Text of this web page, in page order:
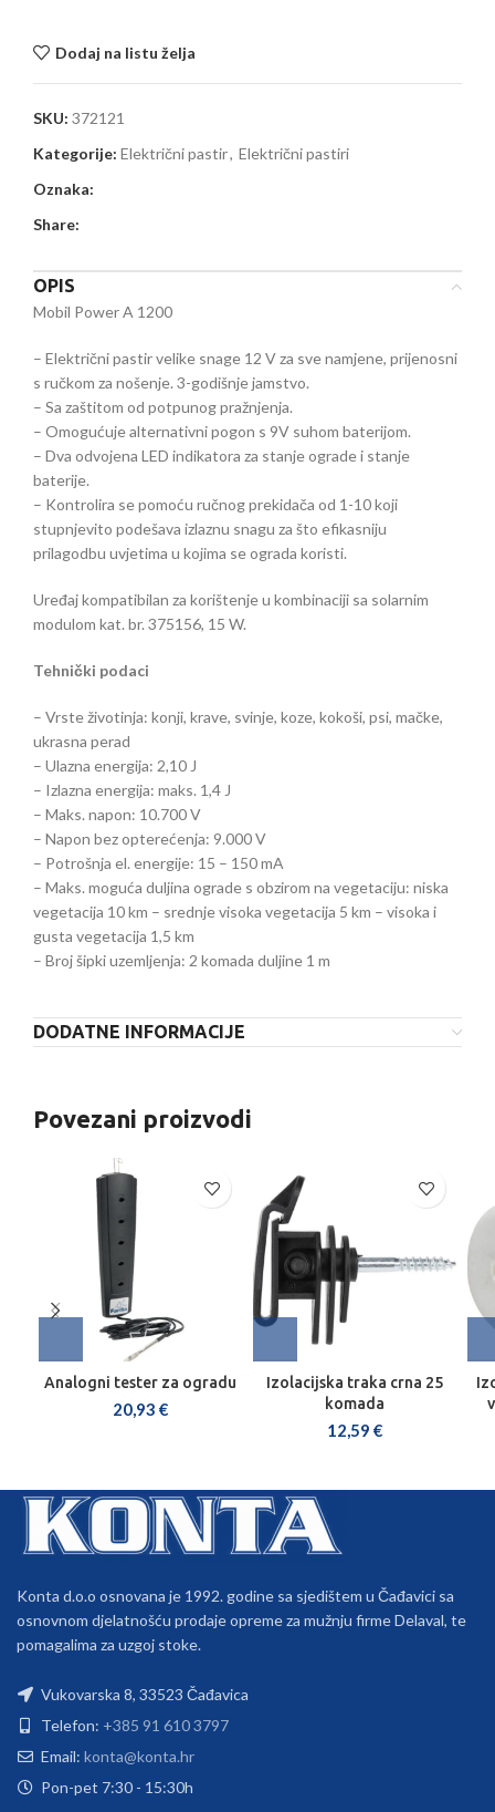
Dodaj na listu želja
SKU: 372121
Kategorije: Električni pastir, Električni pastiri
Oznaka:
Share:
OPIS
Mobil Power A 1200
– Električni pastir velike snage 12 V za sve namjene, prijenosni
s ručkom za nošenje. 3-godišnje jamstvo.
– Sa zaštitom od potpunog pražnjenja.
– Omogućuje alternativni pogon s 9V suhom baterijom.
– Dva odvojena LED indikatora za stanje ograde i stanje
baterije.
– Kontrolira se pomoću ručnog prekidača od 1-10 koji
stupnjevito podešava izlaznu snagu za što efikasniju
prilagodbu uvjetima u kojima se ograda koristi.
Uređaj kompatibilan za korištenje u kombinaciji sa solarnim
modulom kat. br. 375156, 15 W.
Tehnički podaci
– Vrste životinja: konji, krave, svinje, koze, kokoši, psi, mačke,
ukrasna perad
– Ulazna energija: 2,10 J
– Izlazna energija: maks. 1,4 J
– Maks. napon: 10.700 V
– Napon bez opterećenja: 9.000 V
– Potrošnja el. energije: 15 – 150 mA
– Maks. moguća duljina ograde s obzirom na vegetaciju: niska
vegetacija 10 km – srednje visoka vegetacija 5 km – visoka i
gusta vegetacija 1,5 km
– Broj šipki uzemljenja: 2 komada duljine 1 m
DODATNE INFORMACIJE
Povezani proizvodi
Analogni tester za ogradu
20,93 €
Izolacijska traka crna 25
komada
12,59 €
Konta d.o.o osnovana je 1992. godine sa sjedištem u Čađavici sa
osnovnom djelatnošću prodaje opreme za mužnju firme Delaval, te
pomagalima za uzgoj stoke.
Vukovarska 8, 33523 Čađavica
Telefon: +385 91 610 3797
Email: konta@konta.hr
Pon-pet 7:30 - 15:30h